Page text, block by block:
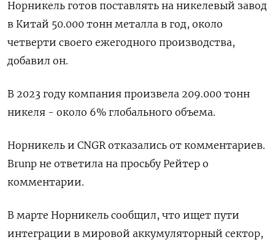
Норникель готов поставлять на никелевый завод
в Китай 50.000 тонн металла в год, около
четверти своего ежегодного производства,
добавил он.
В 2023 году компания произвела 209.000 тонн
никеля - около 6% глобального объема.
Норникель и CNGR отказались от комментариев.
Brunp не ответила на просьбу Рейтер о
комментарии.
В марте Норникель сообщил, что ищет пути
интеграции в мировой аккумуляторный сектор,